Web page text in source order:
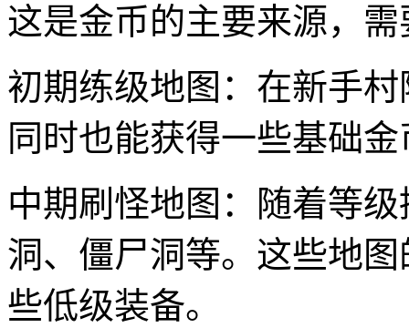
这是金币的主要来源，
初期练级地图：在新手
同时也能获得一些基础
中期刷怪地图：随着等
洞、僵尸洞等。这些地
些低级装备。